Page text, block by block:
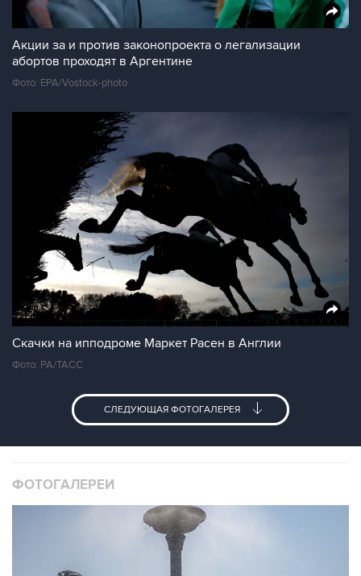
Акции за и против законопроекта о легализации
абортов проходят в Аргентине
Фото: EPA/Vostock-photo
Скачки на ипподроме Маркет Расен в Англии
Фото: PA/ТАСС
СЛЕДУЮЩАЯ ФОТОГАЛЕРЕЯ
ФОТОГАЛЕРЕИ